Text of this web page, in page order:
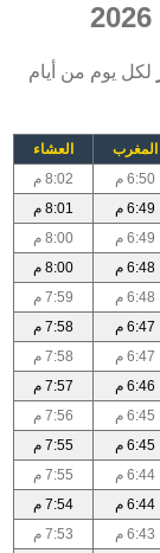
لكل يوم من أيام
المغرب
العشاء
6:50 م
8:02 م
6:49 م
8:01 م
6:49 م
8:00 م
6:48 م
8:00 م
6:48 م
7:59 م
6:47 م
7:58 م
6:47 م
7:58 م
6:46 م
7:57 م
6:45 م
7:56 م
6:45 م
7:55 م
6:44 م
7:55 م
6:44 م
7:54 م
6:43 م
7:53 م